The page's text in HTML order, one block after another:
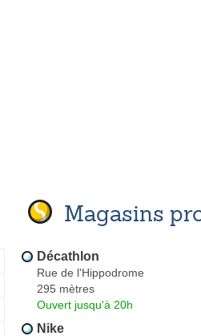
Magasins
Décathlon
Rue de l'Hippodrome
295 mètres
Ouvert jusqu'à 20h
Nike